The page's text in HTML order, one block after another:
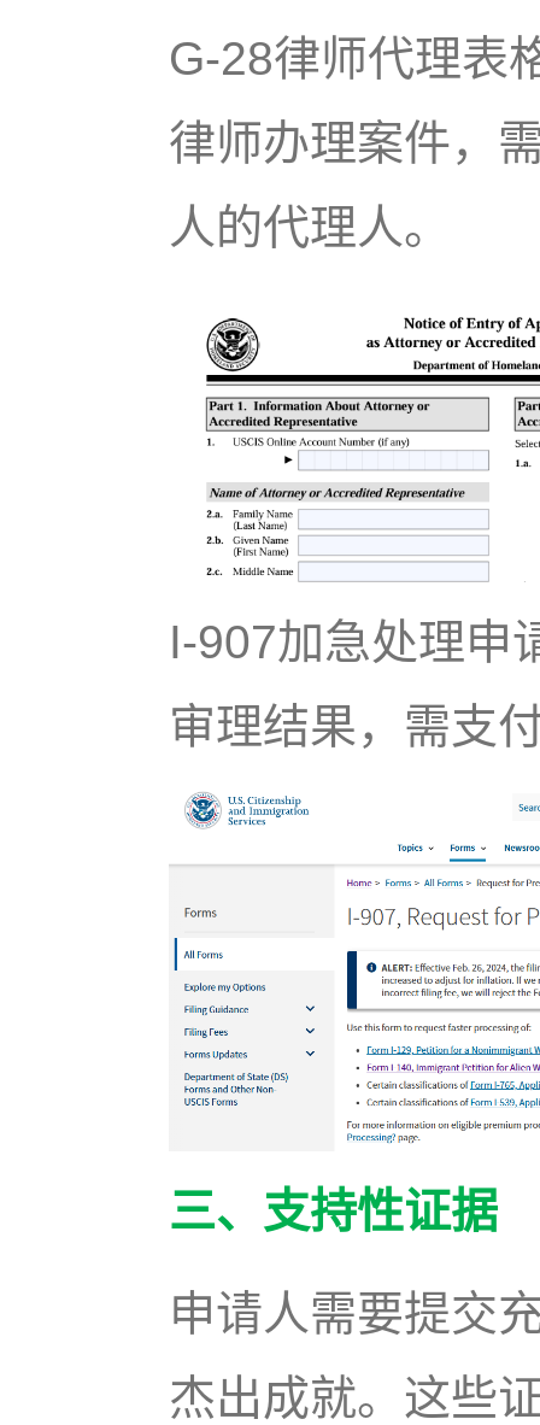
G-28律师代理表
律师办理案件，
人的代理人。
I-907加急处理申
审理结果，需支
三、支持性证据
申请人需要提交
杰出成就。这些